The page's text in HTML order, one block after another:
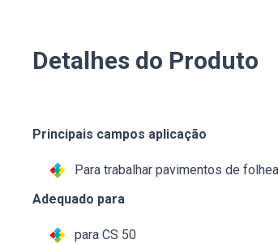
Detalhes do Produto
Principais campos aplicação
Para trabalhar pavimentos de
Adequado para
para CS 50